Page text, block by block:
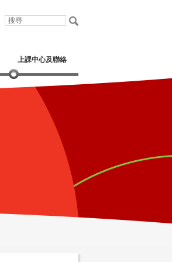
上課中心及聯絡